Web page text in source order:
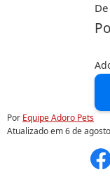
De
Por Equipe Adoro Pets
Atualizado em6 de